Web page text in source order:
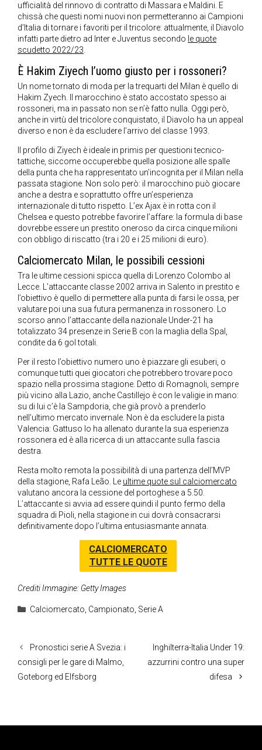
ufficialità del rinnovo di contratto di Massara e Maldini. E
chissà che questi nomi nuovi non permetteranno ai Campioni
d’Italia di tornare i favoriti per il tricolore: attualmente, il Diavolo
infatti parte dietro ad Inter e Juventus secondo le quote
scudetto 2022/23.
È Hakim Ziyech l’uomo giusto per i rossoneri?
Un nome tornato di moda per la trequarti del Milan è quello di
Hakim Zyech. Il marocchino è stato accostato spesso ai
rossoneri, ma in passato non se n’è fatto nulla. Oggi però,
anche in virtù del tricolore conquistato, il Diavolo ha un appeal
diverso e non è da escludere l’arrivo del classe 1993.
Il profilo di Ziyech è ideale in primis per questioni tecnico-
tattiche, siccome occuperebbe quella posizione alle spalle
della punta che ha rappresentato un’incognita per il Milan nella
passata stagione. Non solo però: il marocchino può giocare
anche a destra e soprattutto offre un’esperienza
internazionale di tutto rispetto. L’ex Ajax è in rotta con il
Chelsea e questo potrebbe favorire l’affare: la formula di base
dovrebbe essere un prestito oneroso da circa cinque milioni
con obbligo di riscatto (tra i 20 e i 25 milioni di euro).
Calciomercato Milan, le possibili cessioni
Tra le ultime cessioni spicca quella di Lorenzo Colombo al
Lecce. L’attaccante classe 2002 arriva in Salento in prestito e
l’obiettivo è quello di permettere alla punta di farsi le ossa, per
valutare poi una sua futura permanenza in rossonero. Lo
scorso anno l’attaccante della nazionale Under-21 ha
totalizzato 34 presenze in Serie B con la maglia della Spal,
condite da 6 gol totali.
Per il resto l’obiettivo numero uno è piazzare gli esuberi, o
comunque tutti quei giocatori che potrebbero trovare poco
spazio nella prossima stagione. Detto di Romagnoli, sempre
più vicino alla Lazio, anche Castillejo è con le valigie in mano:
su di lui c’è la Sampdoria, che già provò a prenderlo
nell’ultimo mercato invernale. Non è da escludere la pista
Valencia: Gattuso lo ha allenato durante la sua esperienza
rossonera ed è alla ricerca di un attaccante sulla fascia
destra.
Resta molto remota la possibilità di una partenza dell’MVP
della stagione, Rafa Leão. Le ultime quote sul calciomercato
valutano ancora la cessione del portoghese a 5.50.
L’attaccante si avvia ad essere quindi il punto fermo della
squadra di Pioli, nella stagione in cui dovrà consacrarsi
definitivamente dopo l’ultima entusiasmante annata.
CALCIOMERCATO
TUTTE LE QUOTE
Crediti Immagine: Getty Images
Categorie
Calciomercato, Campionato, Serie A
Pronostici serie A Svezia: i
consigli per le gare di Malmo,
Goteborg ed Elfsborg
Inghilterra-Italia Under 19:
azzurrini contro una super
difesa